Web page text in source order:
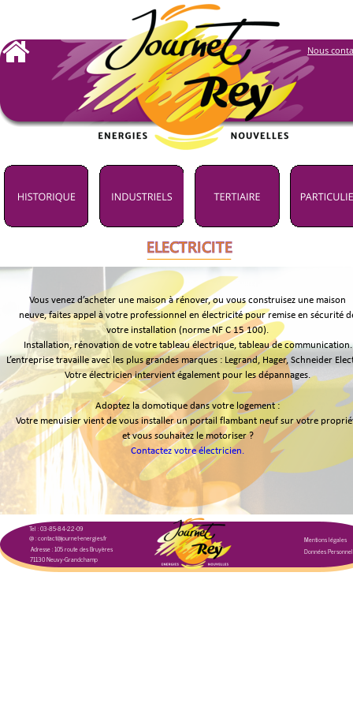
Nous
Adresse : 105 route des Bruyères
71130 Neuvy-Grandchamp
@ : contact@journet-energies.fr
Tel : 03-85-84-22-09
Mentions légales
Données
ELECTRICITE
Vous venez d’acheter une maison à rénover, ou vous construisez une maison
neuve, faites appel à votre professionnel en électricité pour remise en sécurité
votre installation (norme NF C 15 100).
Installation, rénovation de votre tableau électrique, tableau de
L’entreprise travaille avec les plus grandes marques : Legrand, Hager, Schneider
Votre électricien intervient également pour les dépannages.
Adoptez la domotique dans votre logement :
Votre menuisier vient de vous installer un portail flambant neuf sur votre
et vous souhaitez le motoriser ?
Contactez votre électricien.